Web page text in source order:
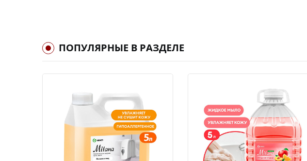
ПОПУЛЯРНЫЕ В РАЗДЕЛЕ